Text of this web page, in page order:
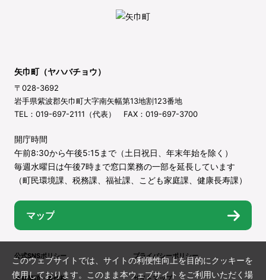
矢巾町（ヤハバチョウ）
〒028-3692
岩手県紫波郡矢巾町大字南矢幅第13地割123番地
TEL：019-697-2111（代表） FAX：019-697-3700
開庁時間
午前8:30から午後5:15まで（土日祝日、年末年始を除く）
毎週水曜日は午後7時まで窓口業務の一部を延長しています
（町民環境課、税務課、福祉課、こども家庭課、健康長寿課）
マップ
公式SNSポリシー プライバシーポリシー
このウェブサイトでは、サイトの利便性向上を目的にクッキーを
使用しております。このまま本ウェブサイトをご利用いただく場